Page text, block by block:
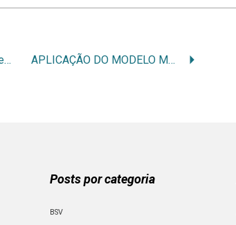
Promoção de práticas sustentáveis nas lanchonetes terceirizadas da ufsc APLICAÇÃO DO MODELO MATEMÁTICO SCBR PARA AVALIAÇÃO E DEFINIÇÃO DE ESTRATÉGIAS DE INTERVENÇÃO PARA A BASE DE GOIÂNIA – BEGON
Posts por categoria
BSV